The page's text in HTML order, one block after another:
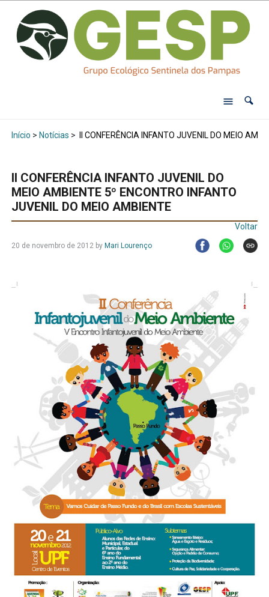
Início > Notícias > II CONFERÊNCIA INFANTO JUVENIL DO MEIO
II CONFERÊNCIA INFANTO JUVENIL DO
MEIO AMBIENTE 5º ENCONTRO INFANTO
JUVENIL DO MEIO AMBIENTE
Voltar
20 de novembro de 2012by Mari Lourenço